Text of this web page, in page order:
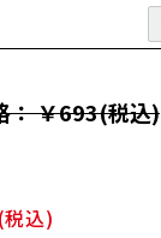
： ￥693(税込)
(税込)